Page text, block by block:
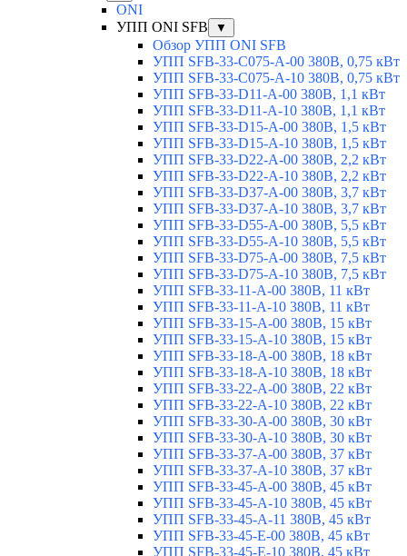
ONI
УПП ONI SFB
▼
Обзор УПП ONI SFB
УПП SFB-33-C075-A-00 380В, 0,75 кВт
УПП SFB-33-C075-A-10 380В, 0,75 кВт
УПП SFB-33-D11-A-00 380В, 1,1 кВт
УПП SFB-33-D11-A-10 380В, 1,1 кВт
УПП SFB-33-D15-A-00 380В, 1,5 кВт
УПП SFB-33-D15-A-10 380В, 1,5 кВт
УПП SFB-33-D22-A-00 380В, 2,2 кВт
УПП SFB-33-D22-A-10 380В, 2,2 кВт
УПП SFB-33-D37-A-00 380В, 3,7 кВт
УПП SFB-33-D37-A-10 380В, 3,7 кВт
УПП SFB-33-D55-A-00 380В, 5,5 кВт
УПП SFB-33-D55-A-10 380В, 5,5 кВт
УПП SFB-33-D75-A-00 380В, 7,5 кВт
УПП SFB-33-D75-A-10 380В, 7,5 кВт
УПП SFB-33-11-A-00 380В, 11 кВт
УПП SFB-33-11-A-10 380В, 11 кВт
УПП SFB-33-15-A-00 380В, 15 кВт
УПП SFB-33-15-A-10 380В, 15 кВт
УПП SFB-33-18-A-00 380В, 18 кВт
УПП SFB-33-18-A-10 380В, 18 кВт
УПП SFB-33-22-A-00 380В, 22 кВт
УПП SFB-33-22-A-10 380В, 22 кВт
УПП SFB-33-30-A-00 380В, 30 кВт
УПП SFB-33-30-A-10 380В, 30 кВт
УПП SFB-33-37-A-00 380В, 37 кВт
УПП SFB-33-37-A-10 380В, 37 кВт
УПП SFB-33-45-A-00 380В, 45 кВт
УПП SFB-33-45-A-10 380В, 45 кВт
УПП SFB-33-45-A-11 380В, 45 кВт
УПП SFB-33-45-E-00 380В, 45 кВт
УПП SFB-33-45-E-10 380В, 45 кВт